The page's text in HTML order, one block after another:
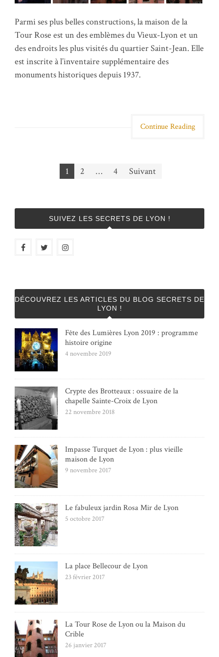
Parmi ses plus belles constructions, la maison de la
Tour Rose est un des emblèmes du Vieux-Lyon et un
des endroits les plus visités du quartier Saint-Jean. Elle
est inscrite à l’inventaire supplémentaire des
monuments historiques depuis 1937.
Continue Reading
Navigation des articles
1 2 … 4 Suivant
SUIVEZ LES SECRETS DE LYON !
DÉCOUVREZ LES ARTICLES DU BLOG SECRETS DE
LYON !
Fête des Lumières Lyon 2019 : programme
histoire origine
4 novembre 2019
Crypte des Brotteaux : ossuaire de la
chapelle Sainte-Croix de Lyon
22 novembre 2018
Impasse Turquet de Lyon : plus vieille
maison de Lyon
9 novembre 2017
Le fabuleux jardin Rosa Mir de Lyon
5 octobre 2017
La place Bellecour de Lyon
23 février 2017
La Tour Rose de Lyon ou la Maison du
Crible
26 janvier 2017